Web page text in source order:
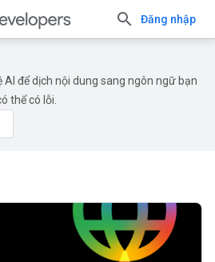
Đăng nhập
để dịch nội dung sang ngôn ngữ bạn
thể có lỗi.